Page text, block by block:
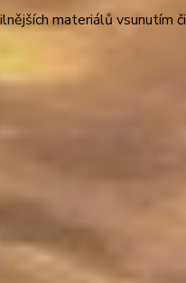
materiálů vsunutím či